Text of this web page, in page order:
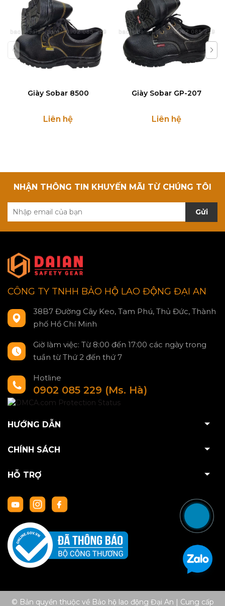
Giày Sobar 8500
Liên hệ
Giày Sobar GP-207
Liên hệ
NHẬN THÔNG TIN KHUYẾN MÃI TỪ CHÚNG TÔI
Gửi
CÔNG TY TNHH BẢO HỘ LAO ĐỘNG ĐẠI AN
38B7 Đường Cây Keo, Tam Phú, Thủ Đức, Thành
phố Hồ Chí Minh
Giờ làm việc: Từ 8:00 đến 17:00 các ngày trong
tuần từ Thứ 2 đến thứ 7
Hotline
0902 085 229 (Ms. Hà)
HƯỚNG DẪN
CHÍNH SÁCH
HỖ TRỢ
© Bản quyền thuộc về Bảo hộ lao động Đại An | Cung cấp